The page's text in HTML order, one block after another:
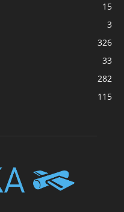
15
3
326
33
282
115